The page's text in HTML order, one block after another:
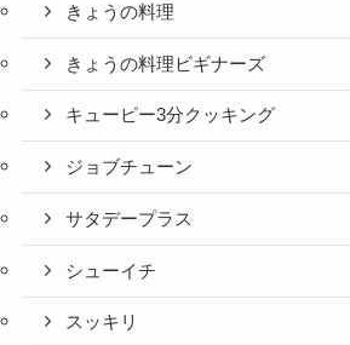
きょうの料理
きょうの料理ビギナーズ
キューピー3分クッキング
ジョブチューン
サタデープラス
シューイチ
スッキリ